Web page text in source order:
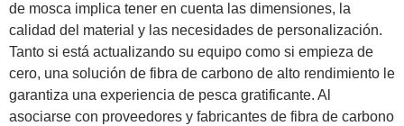
de mosca implica tener en cuenta las dimensiones, la
calidad del material y las necesidades de personalización.
Tanto si está actualizando su equipo como si empieza de
cero, una solución de fibra de carbono de alto rendimiento le
garantiza una experiencia de pesca gratificante. Al
asociarse con proveedores y fabricantes de fibra de carbono